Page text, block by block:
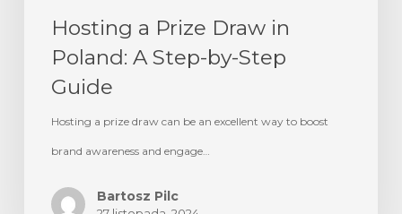
Hosting a Prize Draw in
Poland: A Step-by-Step
Guide
Hosting a prize draw can be an excellent way to boost
brand awareness and engage…
Bartosz Pilc